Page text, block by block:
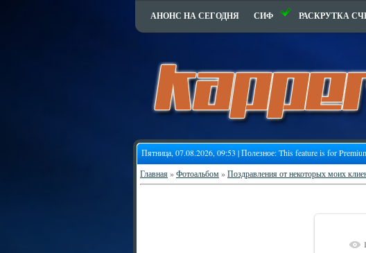
АНОНС НА СЕГОДНЯ СИФ РАСКРУТКА
Пятница, 07.08.2026, 09:53 | Полезное:This feature is for
Главная»Фотоальбом»Поздравления от некоторых моих
В